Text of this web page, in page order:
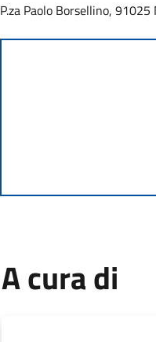
P.za Paolo Borsellino, 91025
A cura di